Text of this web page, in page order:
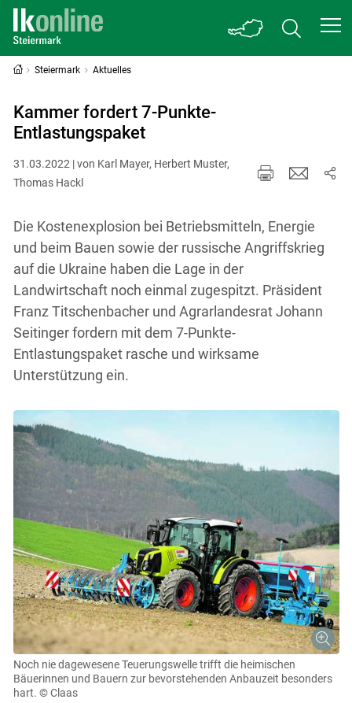
Steiermark Aktuelles
Kammer fordert 7-Punkte-
Entlastungspaket
31.03.2022 | von Karl Mayer, Herbert Muster,
Thomas Hackl
Die Kostenexplosion bei Betriebsmitteln, Energie
und beim Bauen sowie der russische Angriffskrieg
auf die Ukraine haben die Lage in der
Landwirtschaft noch einmal zugespitzt. Präsident
Franz Titschenbacher und Agrarlandesrat Johann
Seitinger fordern mit dem 7-Punkte-
Entlastungspaket rasche und wirksame
Unterstützung ein.
Noch nie dagewesene Teuerungswelle trifft die heimischen
Bäuerinnen und Bauern zur bevorstehenden Anbauzeit besonders
hart. © Claas